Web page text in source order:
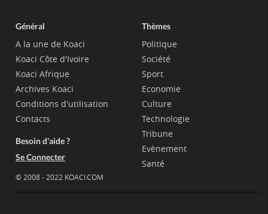
Général
A la une de Koaci
Koaci Côte d'Ivoire
Koaci Afrique
Archives Koaci
Conditions d'utilisation
Contacts
Besoin d'aide ?
Se Connecter
© 2008 - 2022 KOACI.COM
Thèmes
Politique
Société
Sport
Economie
Culture
Technologie
Tribune
Evènement
Santé